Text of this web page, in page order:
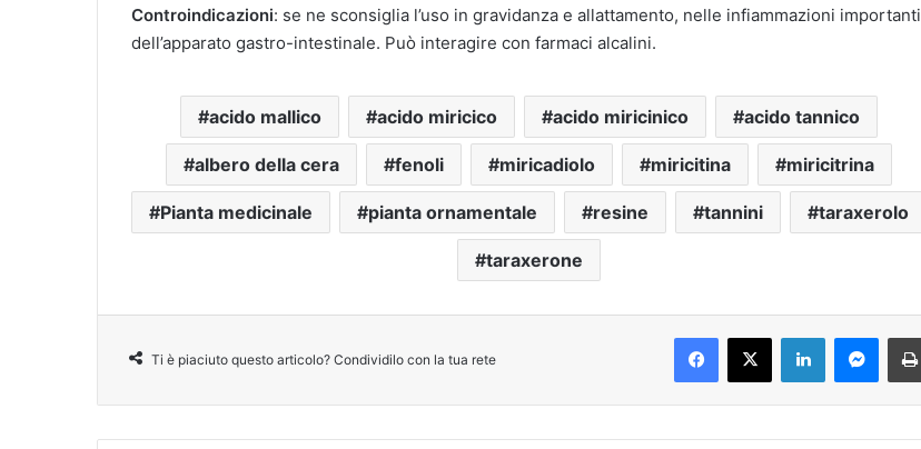
Controindicazioni: se ne sconsiglia l’uso in gravidanza e allattamento, nelle infiammazioni importanti
dell’apparato gastro-intestinale. Può interagire con farmaci alcalini.
acido mallico acido miricico acido miricinico acido tannico
albero della cera fenoli miricadiolo miricitina miricitrina
Pianta medicinale pianta ornamentale resine tannini taraxerolo
taraxerone
Ti è piaciuto questo articolo? Condividilo con la tua rete